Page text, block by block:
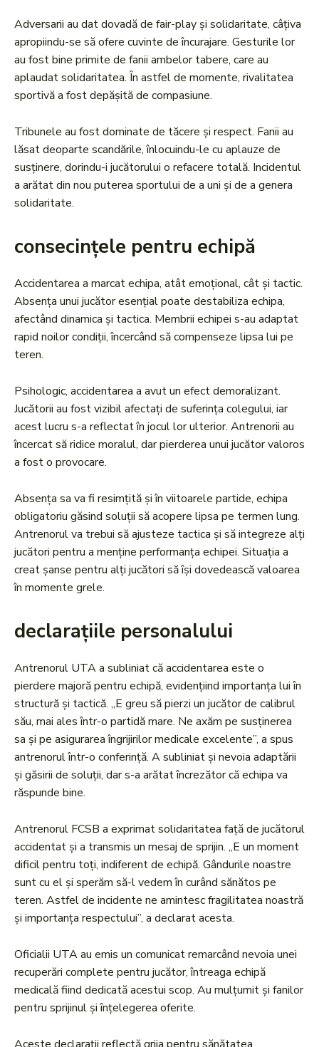
Adversarii au dat dovadă de fair-play și solidaritate, câțiva
apropiindu-se să ofere cuvinte de încurajare. Gesturile lor
au fost bine primite de fanii ambelor tabere, care au
aplaudat solidaritatea. În astfel de momente, rivalitatea
sportivă a fost depășită de compasiune.
Tribunele au fost dominate de tăcere și respect. Fanii au
lăsat deoparte scandările, înlocuindu-le cu aplauze de
susținere, dorindu-i jucătorului o refacere totală. Incidentul
a arătat din nou puterea sportului de a uni și de a genera
solidaritate.
consecințele pentru echipă
Accidentarea a marcat echipa, atât emoțional, cât și tactic.
Absența unui jucător esențial poate destabiliza echipa,
afectând dinamica și tactica. Membrii echipei s-au adaptat
rapid noilor condiții, încercând să compenseze lipsa lui pe
teren.
Psihologic, accidentarea a avut un efect demoralizant.
Jucătorii au fost vizibil afectați de suferința colegului, iar
acest lucru s-a reflectat în jocul lor ulterior. Antrenorii au
încercat să ridice moralul, dar pierderea unui jucător valoros
a fost o provocare.
Absența sa va fi resimțită și în viitoarele partide, echipa
obligatoriu găsind soluții să acopere lipsa pe termen lung.
Antrenorul va trebui să ajusteze tactica și să integreze alți
jucători pentru a menține performanța echipei. Situația a
creat șanse pentru alți jucători să își dovedească valoarea
în momente grele.
declarațiile personalului
Antrenorul UTA a subliniat că accidentarea este o
pierdere majoră pentru echipă, evidențiind importanța lui în
structură și tactică. „E greu să pierzi un jucător de calibrul
său, mai ales într-o partidă mare. Ne axăm pe susținerea
sa și pe asigurarea îngrijirilor medicale excelente”, a spus
antrenorul într-o conferință. A subliniat și nevoia adaptării
și găsirii de soluții, dar s-a arătat încrezător că echipa va
răspunde bine.
Antrenorul FCSB a exprimat solidaritatea față de jucătorul
accidentat și a transmis un mesaj de sprijin. „E un moment
dificil pentru toți, indiferent de echipă. Gândurile noastre
sunt cu el și sperăm să-l vedem în curând sănătos pe
teren. Astfel de incidente ne amintesc fragilitatea noastră
și importanța respectului”, a declarat acesta.
Oficialii UTA au emis un comunicat remarcând nevoia unei
recuperări complete pentru jucător, întreaga echipă
medicală fiind dedicată acestui scop. Au mulțumit și fanilor
pentru sprijinul și înțelegerea oferite.